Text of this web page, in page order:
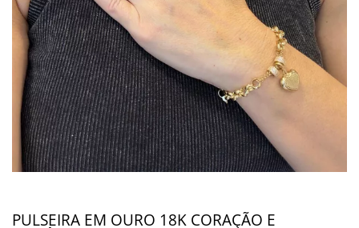
PIERCING
PINGENTE DE OURO
PULSEIRAS
INFORMAÇÕES
PULSEIRA EM OURO 18K CORAÇÃO E
Entrega